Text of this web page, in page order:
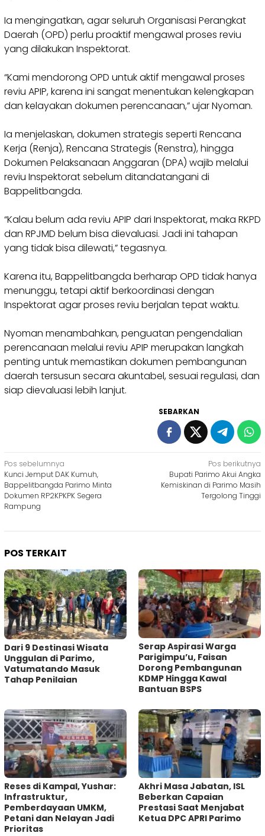
Ia mengingatkan, agar seluruh Organisasi Perangkat
Daerah (OPD) perlu proaktif mengawal proses reviu
yang dilakukan Inspektorat.
“Kami mendorong OPD untuk aktif mengawal proses
reviu APIP, karena ini sangat menentukan kelengkapan
dan kelayakan dokumen perencanaan,” ujar Nyoman.
Ia menjelaskan, dokumen strategis seperti Rencana
Kerja (Renja), Rencana Strategis (Renstra), hingga
Dokumen Pelaksanaan Anggaran (DPA) wajib melalui
reviu Inspektorat sebelum ditandatangani di
Bappelitbangda.
“Kalau belum ada reviu APIP dari Inspektorat, maka RKPD
dan RPJMD belum bisa dievaluasi. Jadi ini tahapan
yang tidak bisa dilewati,” tegasnya.
Karena itu, Bappelitbangda berharap OPD tidak hanya
menunggu, tetapi aktif berkoordinasi dengan
Inspektorat agar proses reviu berjalan tepat waktu.
Nyoman menambahkan, penguatan pengendalian
perencanaan melalui reviu APIP merupakan langkah
penting untuk memastikan dokumen pembangunan
daerah tersusun secara akuntabel, sesuai regulasi, dan
siap dievaluasi lebih lanjut.
SEBARKAN
Navigasi
pos
Pos sebelumnya
Kunci Jemput DAK Kumuh,
Bappelitbangda Parimo Minta
Dokumen RP2KPKPK Segera
Rampung
Pos berikutnya
Bupati Parimo Akui Angka
Kemiskinan di Parimo Masih
Tergolong Tinggi
POS TERKAIT
Dari 9 Destinasi Wisata
Unggulan di Parimo,
Vatumatando Masuk
Tahap Penilaian
Serap Aspirasi Warga
Parigimpu’u, Faisan
Dorong Pembangunan
KDMP Hingga Kawal
Bantuan BSPS
Reses di Kampal, Yushar:
Infrastruktur,
Pemberdayaan UMKM,
Petani dan Nelayan Jadi
Prioritas
Akhri Masa Jabatan, ISL
Beberkan Capaian
Prestasi Saat Menjabat
Ketua DPC APRI Parimo